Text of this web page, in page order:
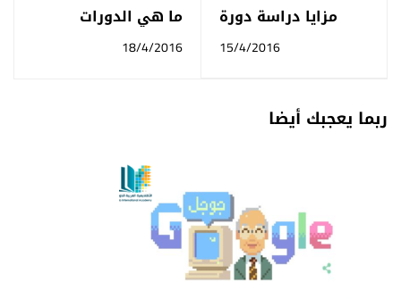
مزايا دراسة دورة
الأدب الإنجليزي في
الأكاديمية العربية
15/4/2016
ما هي الدورات
التدريبية التي تقدمها
الأكاديمية العربية
18/4/2016
ربما يعجبك أيضا